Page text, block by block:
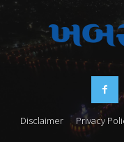
Disclaimer Privacy